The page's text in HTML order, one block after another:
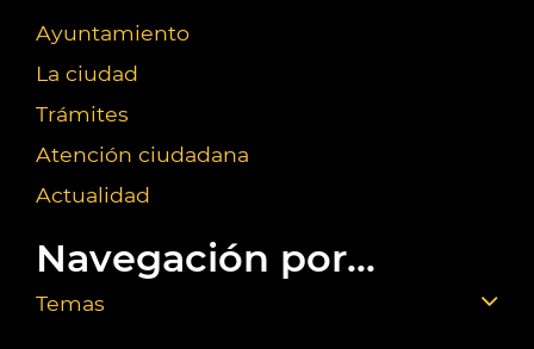
Ayuntamiento
La ciudad
Trámites
Atención ciudadana
Actualidad
Navegación por...
Temas